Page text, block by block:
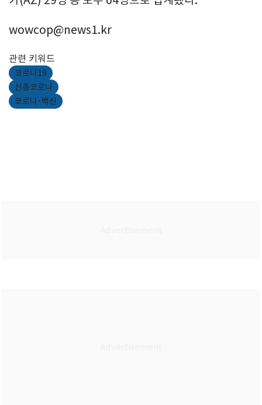
wowcop@news1.kr
관련 키워드
코로나19
신종코로나
코로나·백신